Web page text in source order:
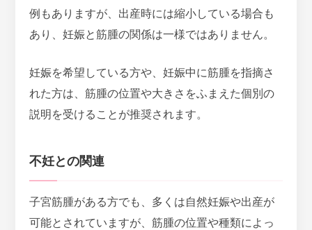
例もありますが、出産時には縮小している場合も
あり、妊娠と筋腫の関係は一様ではありません。
妊娠を希望している方や、妊娠中に筋腫を指摘さ
れた方は、筋腫の位置や大きさをふまえた個別の
説明を受けることが推奨されます。
不妊との関連
子宮筋腫がある方でも、多くは自然妊娠や出産が
可能とされていますが、筋腫の位置や種類によっ